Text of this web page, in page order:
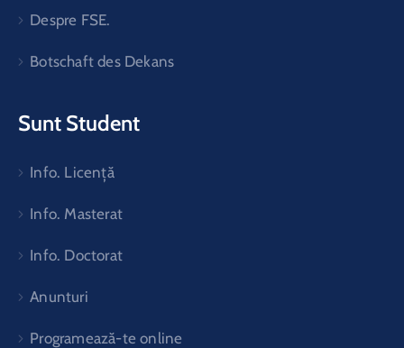
Despre FSE.
Botschaft des Dekans
Sunt Student
Info. Licență
Info. Masterat
Info. Doctorat
Anunturi
Programează-te online